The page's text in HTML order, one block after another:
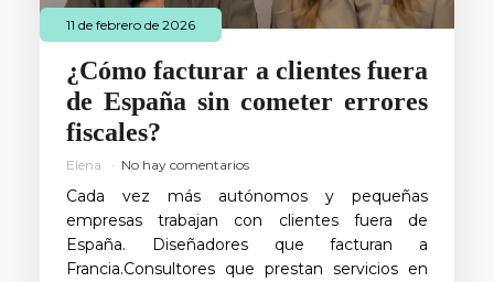
11 de febrero de 2026
¿Cómo facturar a clientes fuera
de España sin cometer errores
fiscales?
Elena No hay comentarios
Cada vez más autónomos y pequeñas
empresas trabajan con clientes fuera de
España. Diseñadores que facturan a
Francia.Consultores que prestan servicios en